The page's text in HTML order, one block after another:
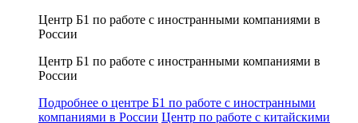
Центр Б1 по работе с иностранными компаниями в
России
Центр Б1 по работе с иностранными компаниями в
России
Подробнее о центре Б1 по работе с иностранными
компаниями в России Центр по работе с китайскими